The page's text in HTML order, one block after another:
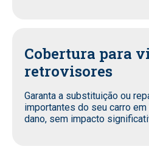
Cobertura para
retrovisores
Garanta a substituição ou
importantes do seu carro
dano, sem impacto